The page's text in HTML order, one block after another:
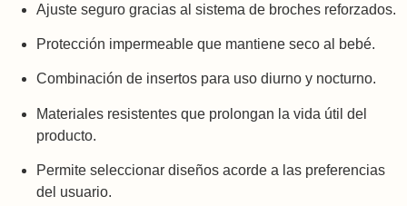
Ajuste seguro gracias al sistema de broches reforzados.
Protección impermeable que mantiene seco al bebé.
Combinación de insertos para uso diurno y nocturno.
Materiales resistentes que prolongan la vida útil del
producto.
Permite seleccionar diseños acorde a las preferencias
del usuario.